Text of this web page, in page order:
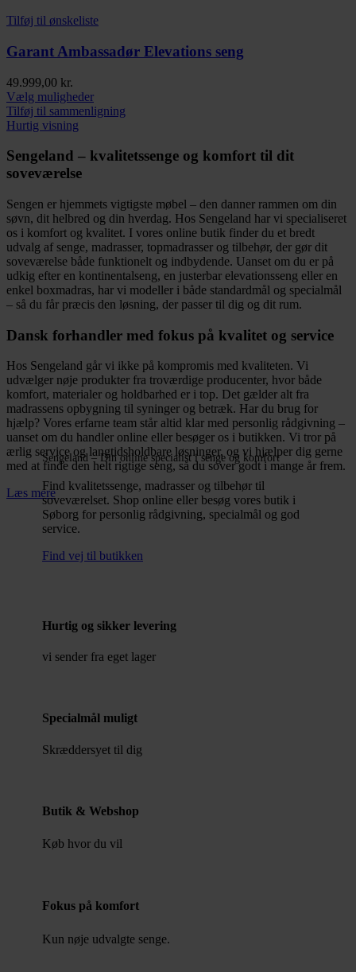
varianter.
kan
vælges
Tilføj til ønskeliste
Garant Ambassadør Elevations seng
49.999,00 kr.
Vælg mulighederDette
vare
varianter.
på
varesiden
Tilføj til sammenligning
Hurtig visning
Sengeland – kvalitetssenge og komfort til dit
soveværelse
Sengen er hjemmets vigtigste møbel – den danner rammen om din
søvn, dit helbred og din hverdag. Hos Sengeland har vi specialiseret
os i komfort og kvalitet. I vores online butik finder du et bredt
udvalg af senge, madrasser, topmadrasser og tilbehør, der gør dit
soveværelse både funktionelt og indbydende. Uanset om du er på
udkig efter en kontinentalseng, en justerbar elevationsseng eller en
enkel boxmadras, har vi modeller i både standardmål og specialmål
– så du får præcis den løsning, der passer til dig og dit rum.
Dansk forhandler med fokus på kvalitet og service
Hos Sengeland går vi ikke på kompromis med kvaliteten. Vi
udvælger nøje produkter fra troværdige producenter, hvor både
komfort, materialer og holdbarhed er i top. Det gælder alt fra
madrassens opbygning til syninger og betræk. Har du brug for
hjælp? Vores erfarne team står altid klar med personlig rådgivning –
uanset om du handler online eller besøger os i butikken. Vi tror på
ærlig service og langtidsholdbare løsninger, og vi hjælper dig gerne
med at finde den helt rigtige seng, så du sover godt i mange år frem.
Læs mere
Sengeland – Din online specialist i senge og komfort
Find kvalitetssenge, madrasser og tilbehør til
soveværelset. Shop online eller besøg vores butik i
Søborg for personlig rådgivning, specialmål og god
service.
Find vej til butikken
Hurtig og sikker levering
vi sender fra eget lager
Specialmål muligt
Skræddersyet til dig
Butik & Webshop
Køb hvor du vil
Fokus på komfort
Kun nøje udvalgte senge.